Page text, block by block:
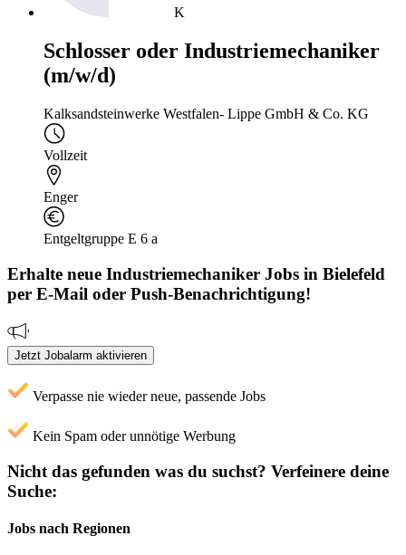
K
Schlosser oder Industriemechaniker
(m/w/d)
Kalksandsteinwerke Westfalen- Lippe GmbH & Co. KG
Vollzeit
Enger
Entgeltgruppe E 6 a
Erhalte neue Industriemechaniker Jobs in Bielefeld
per E-Mail oder Push-Benachrichtigung!
Jetzt Jobalarm aktivieren
Verpasse nie wieder neue, passende Jobs
Kein Spam oder unnötige Werbung
Nicht das gefunden was du suchst? Verfeinere deine
Suche:
Jobs nach Regionen